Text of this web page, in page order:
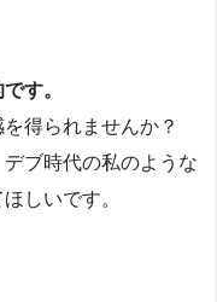
す。
得られませんか？
ブ時代の私のような
しいです。